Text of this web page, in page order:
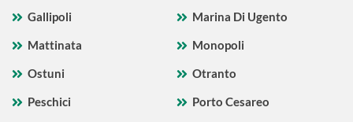
Gallipoli
Marina Di Ugento
Mattinata
Monopoli
Ostuni
Otranto
Peschici
Porto Cesareo